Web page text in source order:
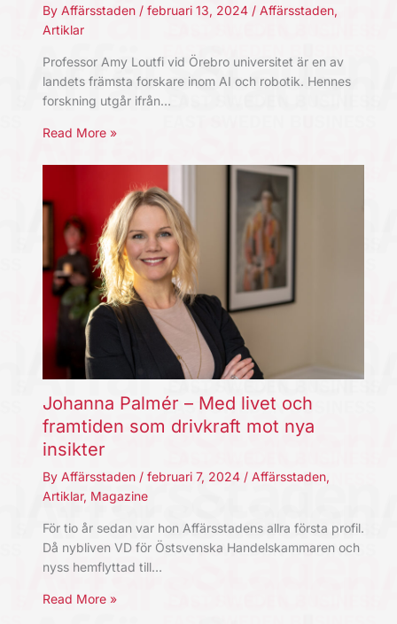
By Affärsstaden / februari 13, 2024 / Affärsstaden,
Artiklar
Professor Amy Loutfi vid Örebro universitet är en av
landets främsta forskare inom AI och robotik. Hennes
forskning utgår ifrån…
Read More »
Johanna Palmér – Med livet och
framtiden som drivkraft mot nya
insikter
By Affärsstaden / februari 7, 2024 / Affärsstaden,
Artiklar, Magazine
För tio år sedan var hon Affärsstadens allra första profil.
Då nybliven VD för Östsvenska Handelskammaren och
nyss hemflyttad till…
Read More »